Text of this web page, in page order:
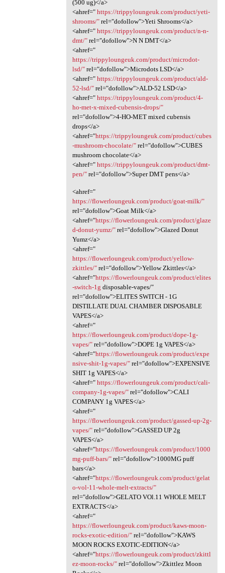
(500 ug)</a>
<ahref=" https://trippyloungeuk.com/product/yeti-
shrooms/"rel="dofollow">Yeti Shrooms</a>
<ahref=" https://trippyloungeuk.com/product/n-n-
dmt/"rel="dofollow">N N DMT</a>
<ahref="
https://trippyloungeuk.com/product/microdot-
lsd/"rel="dofollow">Microdots LSD</a>
<ahref=" https://trippyloungeuk.com/product/ald-
52-lsd/"rel="dofollow">ALD-52 LSD</a>
<ahref=" https://trippyloungeuk.com/product/4-
ho-met-x-mixed-cubensis-drops/"
rel="dofollow">4-HO-MET mixed cubensis
drops</a>
<ahref="https://trippyloungeuk.com/product/cubes
-mushroom-chocolate/"rel="dofollow">CUBES
mushroom chocolate</a>
<ahref=" https://trippyloungeuk.com/product/dmt-
pen/"rel="dofollow">Super DMT pens</a>
<ahref="
https://flowerloungeuk.com/product/goat-milk/"
rel="dofollow">Goat Milk</a>
<ahref="https://flowerloungeuk.com/product/glaze
d-donut-yumz/"rel="dofollow">Glazed Donut
Yumz</a>
<ahref="
https://flowerloungeuk.com/product/yellow-
zkittles/"rel="dofollow">Yellow Zkittles</a>
<ahref="https://flowerloungeuk.com/product/elites
-switch-1g disposable-vapes/"
rel="dofollow">ELITES SWITCH - 1G
DISTILLATE DUAL CHAMBER DISPOSABLE
VAPES</a>
<ahref="
https://flowerloungeuk.com/product/dope-1g-
vapes/"rel="dofollow">DOPE 1g VAPES</a>
<ahref="https://flowerloungeuk.com/product/expe
nsive-shit-1g-vapes/"rel="dofollow">EXPENSIVE
SHIT 1g VAPES</a>
<ahref=" https://flowerloungeuk.com/product/cali-
company-1g-vapes/"rel="dofollow">CALI
COMPANY 1g VAPES</a>
<ahref="
https://flowerloungeuk.com/product/gassed-up-2g-
vapes/"rel="dofollow">GASSED UP 2g
VAPES</a>
<ahref="https://flowerloungeuk.com/product/1000
mg-puff-bars/"rel="dofollow">1000MG puff
bars</a>
<ahref="https://flowerloungeuk.com/product/gelat
o-vol-11-whole-melt-extracts/"
rel="dofollow">GELATO VOl.11 WHOLE MELT
EXTRACTS</a>
<ahref="
https://flowerloungeuk.com/product/kaws-moon-
rocks-exotic-edition/"rel="dofollow">KAWS
MOON ROCKS EXOTIC-EDITION</a>
<ahref="https://flowerloungeuk.com/product/zkittl
ez-moon-rocks/"rel="dofollow">Zkittlez Moon